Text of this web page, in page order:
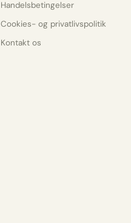
Handelsbetingelser
Cookies- og privatlivspolitik
Kontakt os